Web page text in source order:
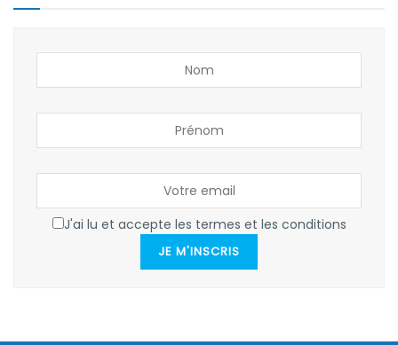
J'ai lu et accepte les termes et les conditions
JE M'INSCRIS